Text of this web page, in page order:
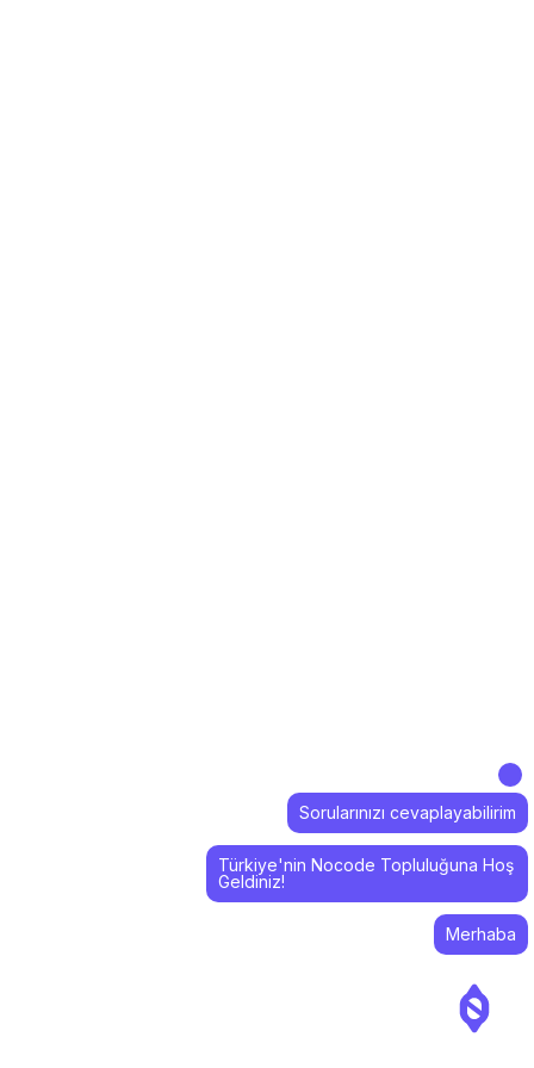
Merhaba
Türkiye'nin Nocode Topluluğuna Hoş
Geldiniz!
Sorularınızı cevaplayabilirim